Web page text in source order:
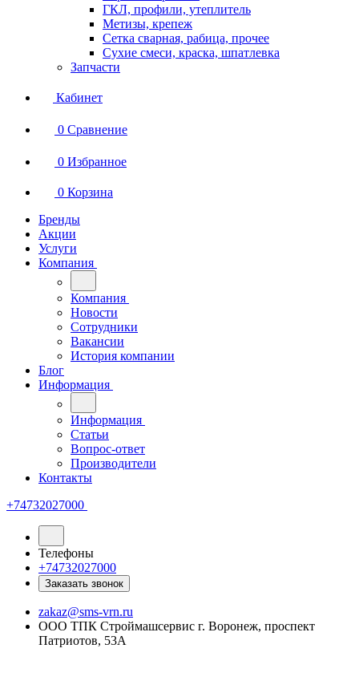
ГКЛ, профили, утеплитель
Метизы, крепеж
Сетка сварная, рабица, прочее
Сухие смеси, краска, шпатлевка
Запчасти
Кабинет
0 Сравнение
0 Избранное
0 Корзина
Бренды
Акции
Услуги
Компания
Компания
Новости
Сотрудники
Вакансии
История компании
Блог
Информация
Информация
Статьи
Вопрос-ответ
Производители
Контакты
+74732027000
Телефоны
+74732027000
Заказать звонок
zakaz@sms-vrn.ru
ООО ТПК Строймашсервис г. Воронеж, проспект
Патриотов, 53А